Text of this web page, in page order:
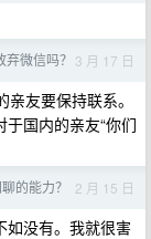
微信吗？ 3 月 17 日
友要保持联系。
国内的亲友“你们
的能力？ 2 月 15 日
如没有。我就很害